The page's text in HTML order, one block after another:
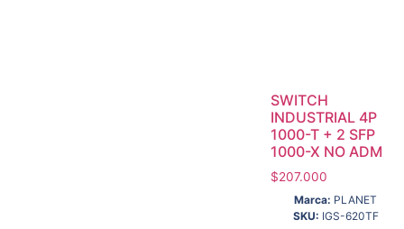
SWITCH
INDUSTRIAL 4P
1000-T + 2 SFP
1000-X NO ADM
$207.000
Marca: PLANET
SKU: IGS-620TF